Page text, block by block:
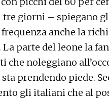
tre giorni – spiegano
frequenza anche la
parte del leone la
che noleggiano
prendendo piede.
gli italiani che al